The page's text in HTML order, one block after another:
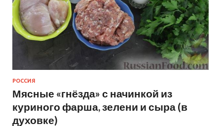
РОССИЯ
Мясные «гнёзда» с начинкой из
куриного фарша, зелени и сыра (в
духовке)